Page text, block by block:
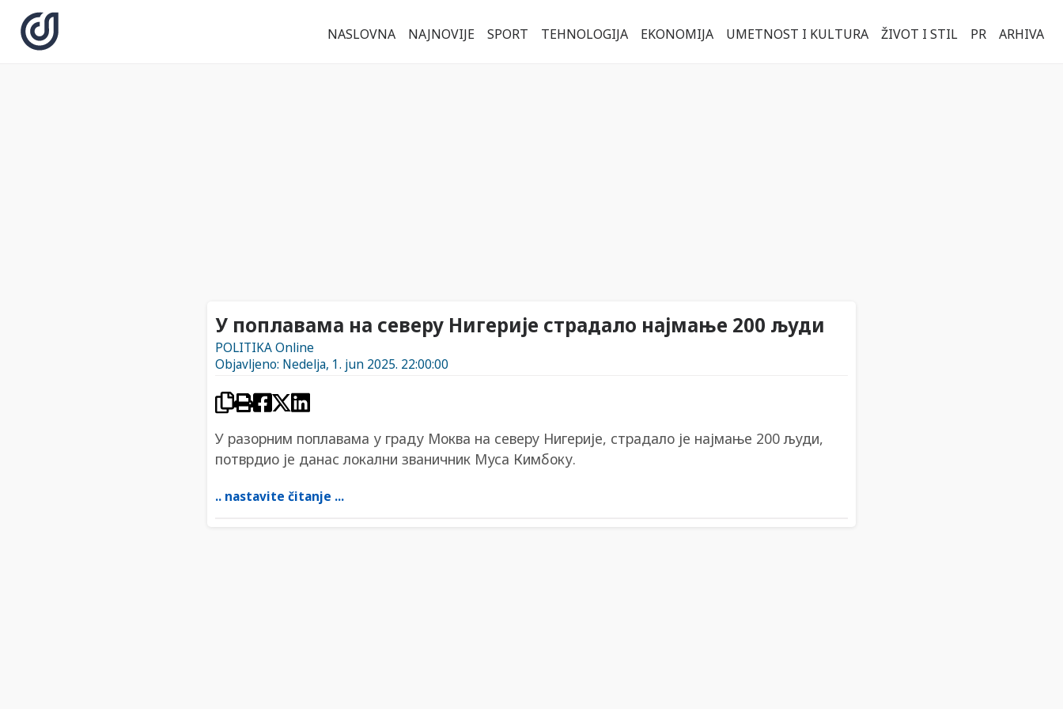
NASLOVNA NAJNOVIJE SPORT TEHNOLOGIJA EKONOMIJA UMETNOST I KULTURA ŽIVOT I STIL PR ARHIVA
У поплавама на северу Нигерије страдало најмање 200 људи
POLITIKA Online
Objavljeno: Nedelja, 1. jun 2025. 22:00:00
У разорним поплавама у граду Моква на северу Нигерије, страдало је најмање 200 људи,
потврдио је данас локални званичник Муса Кимбоку.
.. nastavite čitanje ...